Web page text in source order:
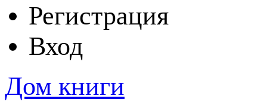
Регистрация
Вход
Дом книги